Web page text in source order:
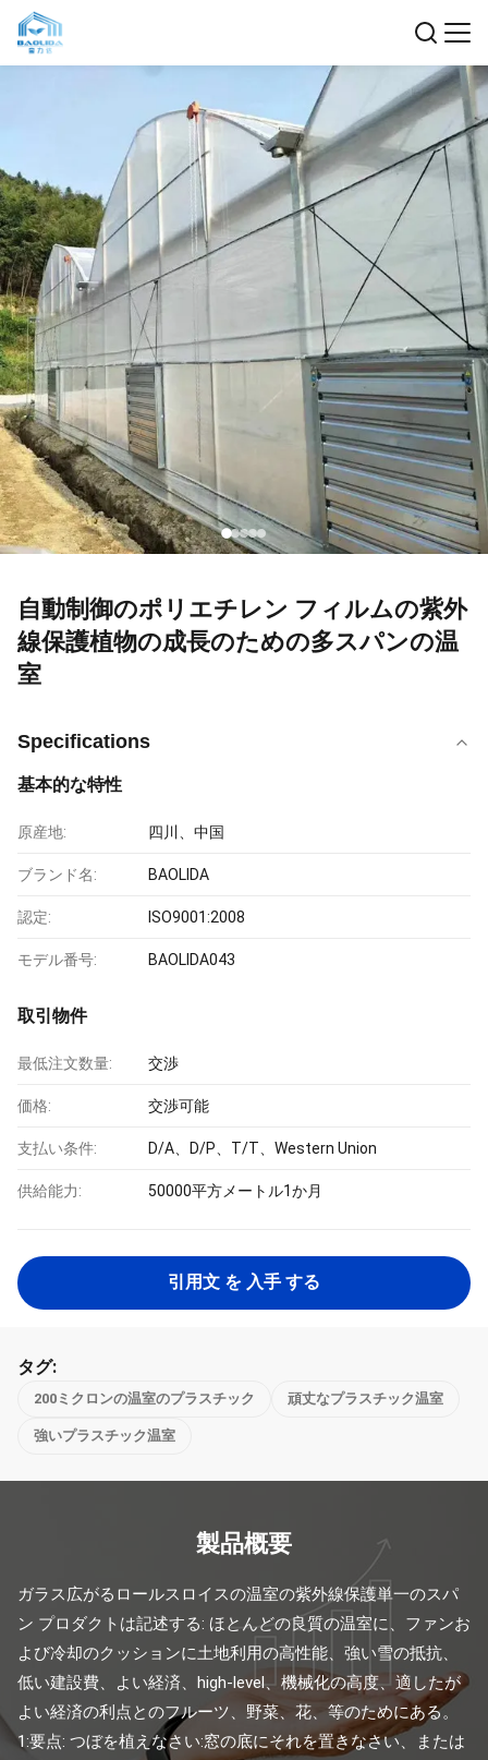
自動制御のポリエチレン フィルムの紫外
線保護植物の成長のための多スパンの温
室
Specifications
基本的な特性
原産地: 四川、中国
ブランド名: BAOLIDA
認定: ISO9001:2008
モデル番号: BAOLIDA043
取引物件
最低注文数量: 交渉
価格: 交渉可能
支払い条件: D/A、D/P、T/T、Western Union
供給能力: 50000平方メートル1か月
引用文 を 入手 する
タグ:
200ミクロンの温室のプラスチック 頑丈なプラスチック温室
強いプラスチック温室
製品概要
ガラス広がるロールスロイスの温室の紫外線保護単一のスパ
ン プロダクトは記述する: ほとんどの良質の温室に、ファンお
よび冷却のクッションに土地利用の高性能、強い雪の抵抗、
低い建設費、よい経済、high-level、機械化の高度、適したが
よい経済の利点とのフルーツ、野菜、花、等のためにある。
1:要点: つぼを植えなさい:窓の底にそれを置きなさい、または